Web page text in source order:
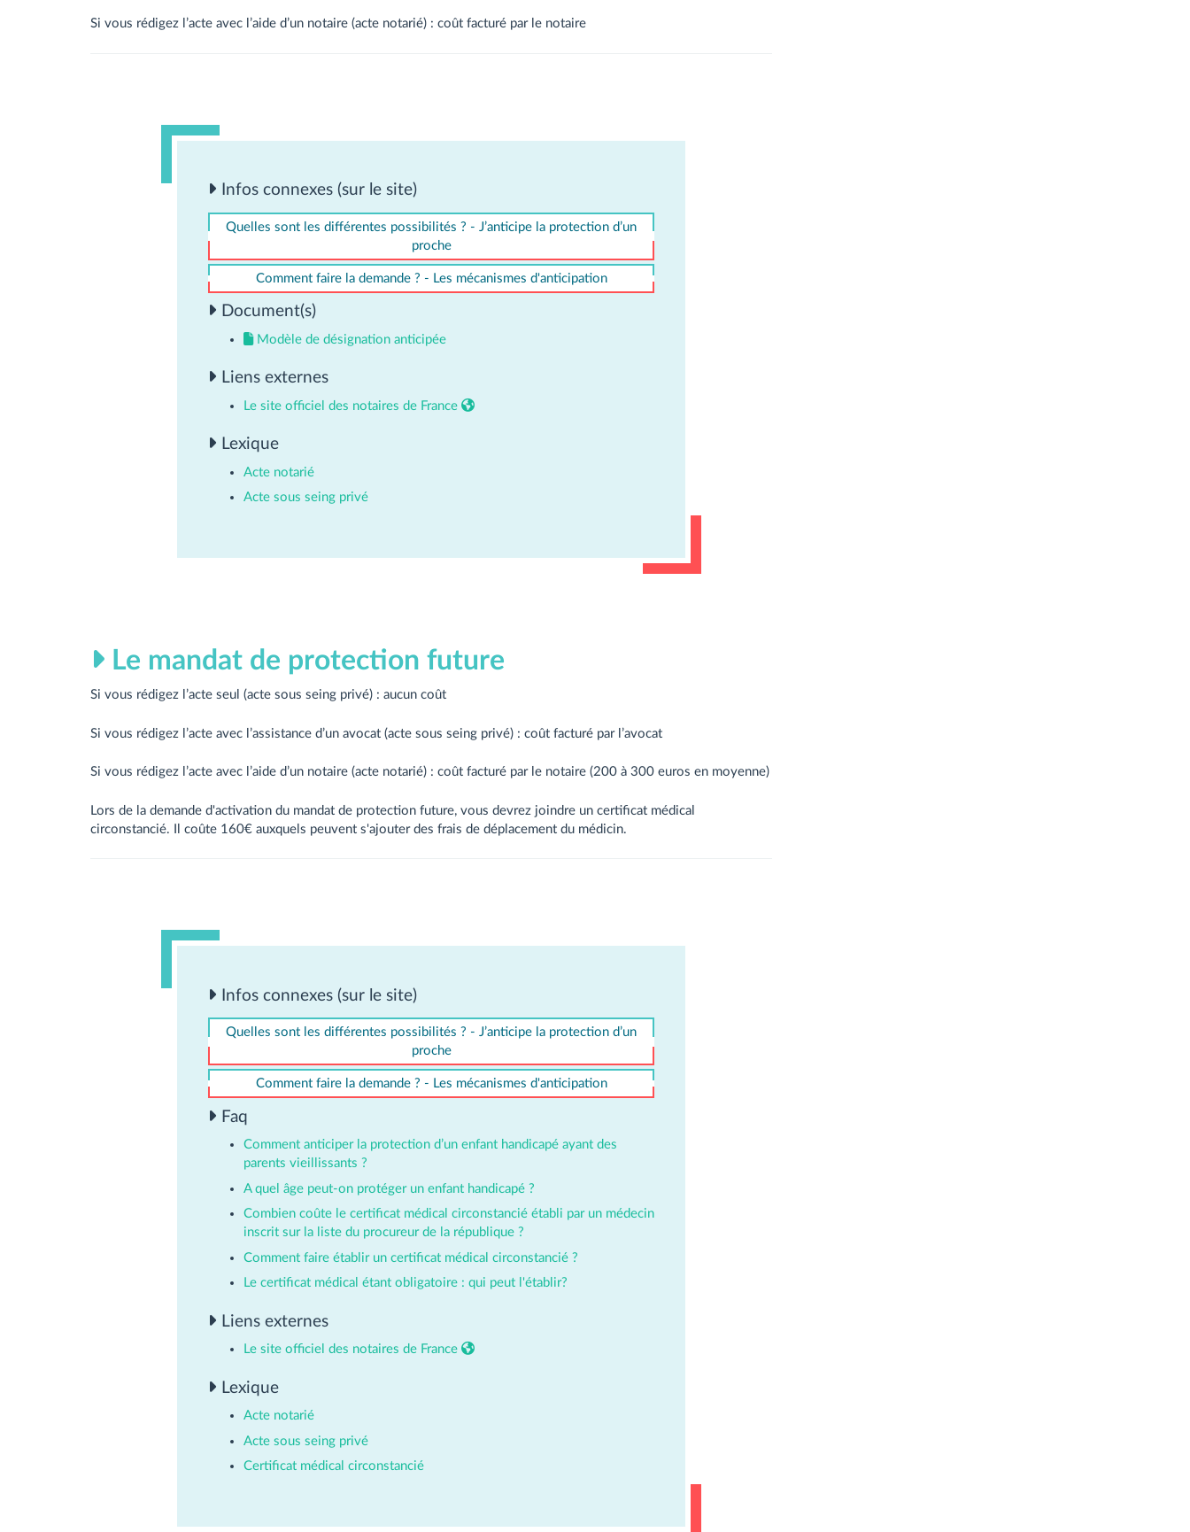
Si vous rédigez l’acte avec l’aide d’un notaire (acte notarié) : coût facturé par le notaire
Infos connexes (sur le site)
Quelles sont les différentes possibilités ? - J’anticipe la protection d’un
proche
Comment faire la demande ? - Les mécanismes d'anticipation
Document(s)
Modèle de désignation anticipée
Liens externes
Le site officiel des notaires de France
Lexique
Acte notarié
Acte sous seing privé
Le mandat de protection future
Si vous rédigez l’acte seul (acte sous seing privé) : aucun coût
Si vous rédigez l’acte avec l’assistance d’un avocat (acte sous seing privé) : coût facturé par l’avocat
Si vous rédigez l’acte avec l’aide d’un notaire (acte notarié) : coût facturé par le notaire (200 à 300 euros en moyenne)
Lors de la demande d'activation du mandat de protection future, vous devrez joindre un certificat médical
circonstancié. Il coûte 160€ auxquels peuvent s'ajouter des frais de déplacement du médicin.
Infos connexes (sur le site)
Quelles sont les différentes possibilités ? - J’anticipe la protection d’un
proche
Comment faire la demande ? - Les mécanismes d'anticipation
Faq
Comment anticiper la protection d’un enfant handicapé ayant des
parents vieillissants ?
A quel âge peut-on protéger un enfant handicapé ?
Combien coûte le certificat médical circonstancié établi par un médecin
inscrit sur la liste du procureur de la république ?
Comment faire établir un certificat médical circonstancié ?
Le certificat médical étant obligatoire : qui peut l'établir?
Liens externes
Le site officiel des notaires de France
Lexique
Acte notarié
Acte sous seing privé
Certificat médical circonstancié